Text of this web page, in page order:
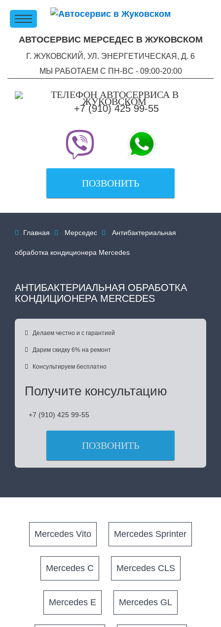
АВТОСЕРВИС МЕРСЕДЕС В ЖУКОВСКОМ
Г. ЖУКОВСКИЙ, УЛ. ЭНЕРГЕТИЧЕСКАЯ, Д. 6
МЫ РАБОТАЕМ С ПН-ВC - 09:00-20:00
+7 (910) 425 99-55
ПОЗВОНИТЬ
 Главная  Мерседес  Антибактериальная
обработка кондиционера Mercedes
АНТИБАКТЕРИАЛЬНАЯ ОБРАБОТКА
КОНДИЦИОНЕРА MERCEDES
 Делаем честно и с гарантией
 Дарим скидку 6% на ремонт
 Консультируем бесплатно
Получите консультацию
+7 (910) 425 99-55
ПОЗВОНИТЬ
Mercedes Vito Mercedes Sprinter
Mercedes C Mercedes CLS
Mercedes E Mercedes GL